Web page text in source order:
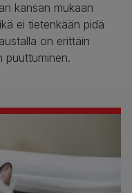
kansan mukaan
ei tietenkään pidä
on erittäin
puuttuminen.